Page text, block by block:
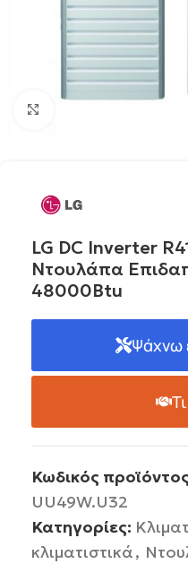
LG DC Inverter
Ντουλάπα
48000Btu
Ψάχνω
Κωδικός
UU49W.U32
Κατηγορίες:
κλιματιστικά,